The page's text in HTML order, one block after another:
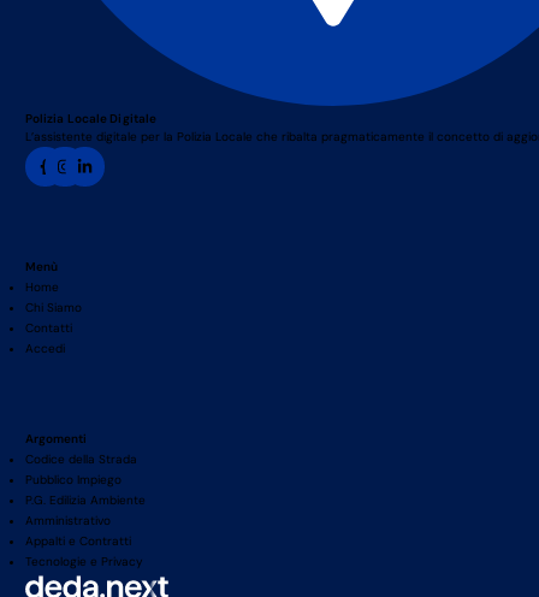
Polizia Locale Digitale
L’assistente digitale per la Polizia Locale che ribalta pragmaticamente il concetto di
Menù
Home
Chi Siamo
Contatti
Accedi
Argomenti
Codice della Strada
Pubblico Impiego
P.G. Edilizia Ambiente
Amministrativo
Appalti e Contratti
Tecnologie e Privacy